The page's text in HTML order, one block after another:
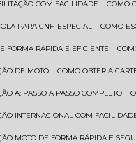
COM FACILIDADE COMO
PARA CNH ESPECIAL COMO
FORMA RÁPIDA E EFICIENTE
DE MOTO COMO OBTER A
A: PASSO A PASSO COMPLETO
INTERNACIONAL COM
MOTO DE FORMA RÁPIDA E